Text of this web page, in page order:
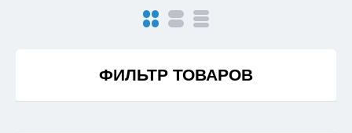
ФИЛЬТР ТОВАРОВ